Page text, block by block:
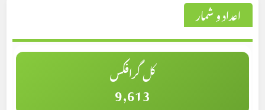
اعداد و شمار
کل گرافکس
9,613